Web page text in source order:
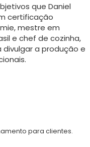
que Daniel
certificação
mestre em
e chef de cozinha,
a produção e
para clientes.